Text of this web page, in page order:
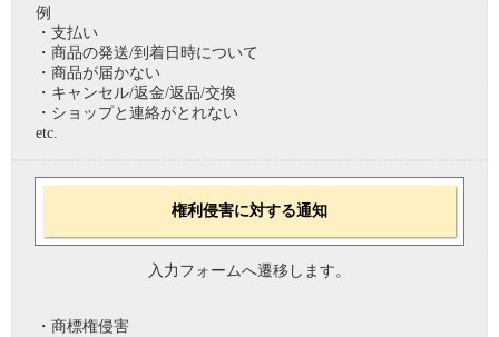
例
・支払い
・商品の発送/到着日時について
・商品が届かない
・キャンセル/返金/返品/交換
・ショップと連絡がとれない
etc.
権利侵害に対する通知
入力フォームへ遷移します。
・商標権侵害